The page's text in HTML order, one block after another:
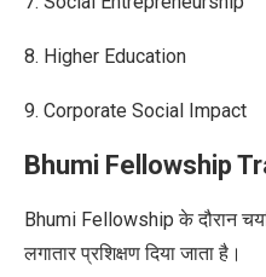
8. Higher Education
9. Corporate Social Impact
Bhumi Fellowship
Bhumi Fellowship के दौरान
लगातार प्रशिक्षण दिया जाता है।